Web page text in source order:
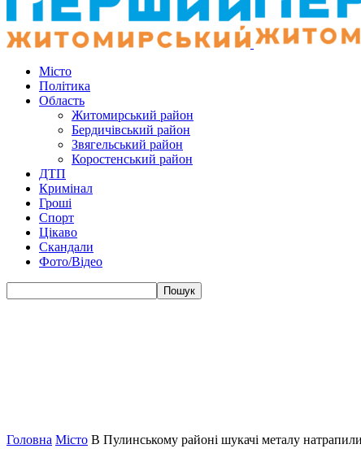
Місто
Політика
Область
Житомирський район
Бердичівський район
Звягельський район
Коростенський район
ДТП
Кримінал
Гроші
Спорт
Цікаво
Скандали
Фото/Відео
Головна Місто В Пулинському районі шукачі металу